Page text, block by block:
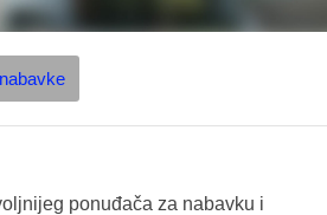
ponuđača za nabavku i